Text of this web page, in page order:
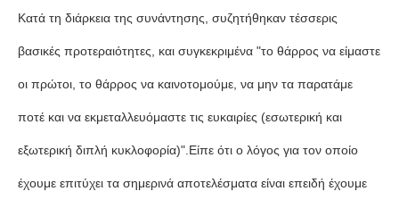
Κατά τη διάρκεια της συνάντησης, συζητήθηκαν τέσσερις
βασικές προτεραιότητες, και συγκεκριμένα "το θάρρος να είμαστε
οι πρώτοι, το θάρρος να καινοτομούμε, να μην τα παρατάμε
ποτέ και να εκμεταλλευόμαστε τις ευκαιρίες (εσωτερική και
εξωτερική διπλή κυκλοφορία)".Είπε ότι ο λόγος για τον οποίο
έχουμε επιτύχει τα σημερινά αποτελέσματα είναι επειδή έχουμε